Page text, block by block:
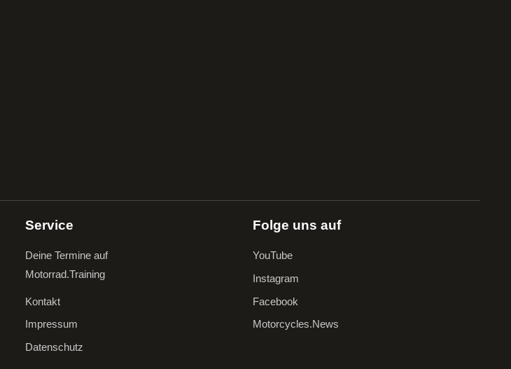
Service
Deine Termine auf
Motorrad.Training
Kontakt
Impressum
Datenschutz
Folge uns auf
YouTube
Instagram
Facebook
Motorcycles.News